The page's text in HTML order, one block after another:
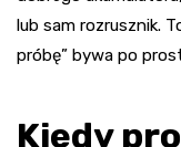
lub sam rozrusznik.
próbę” bywa po
Kiedy